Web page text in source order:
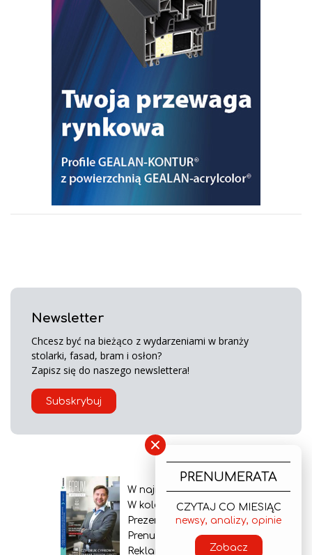
Newsletter
Chcesz być na bieżąco z wydarzeniami w branży
stolarki, fasad, bram i osłon?
Zapisz się do naszego newslettera!
Subskrybuj
W najnowszym wydaniu
W kolejnym numerze
Prezentacja gazety
Prenumerata
Reklama
×
PRENUMERATA
CZYTAJ CO MIESIĄC
newsy, analizy, opinie
Zobacz